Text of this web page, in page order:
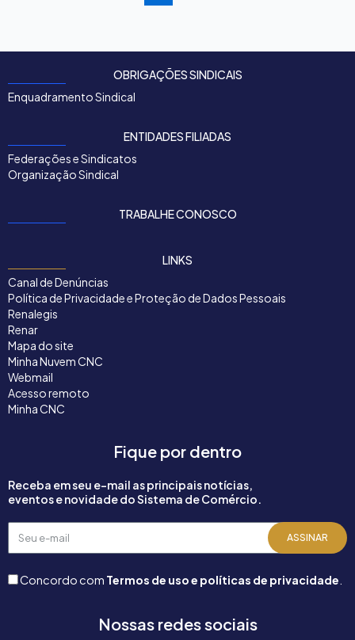
OBRIGAÇÕES SINDICAIS
Enquadramento Sindical
ENTIDADES FILIADAS
Federações e Sindicatos
Organização Sindical
TRABALHE CONOSCO
LINKS
Canal de Denúncias
Política de Privacidade e Proteção de Dados Pessoais
Renalegis
Renar
Mapa do site
Minha Nuvem CNC
Webmail
Acesso remoto
Minha CNC
Fique por dentro
Receba em seu e-mail as principais notícias,
eventos e novidade do Sistema de Comércio.
Seu
e-
ASSINAR
Concordo com Termos de uso e políticas de privacidade
Nossas redes sociais